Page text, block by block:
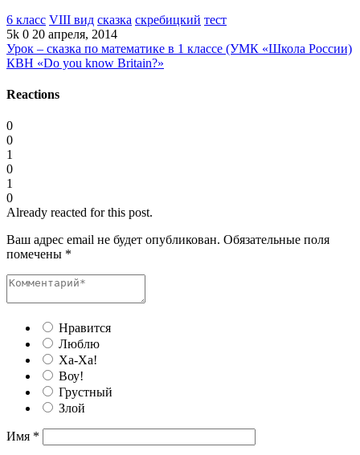
6 класс VIII вид сказка скребицкий тест
5k 0 20 апреля, 2014
Урок – сказка по математике в 1 классе (УМК «Школа России)
КВН «Do you know Britain?»
Reactions
0
0
1
0
1
0
Already reacted for this post.
Ваш адрес email не будет опубликован. Обязательные поля
помечены *
Нравится
Люблю
Ха-Ха!
Воу!
Грустный
Злой
Имя *